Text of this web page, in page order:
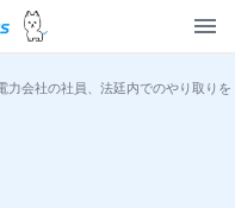
力会社の社員、法廷内でのやり取り